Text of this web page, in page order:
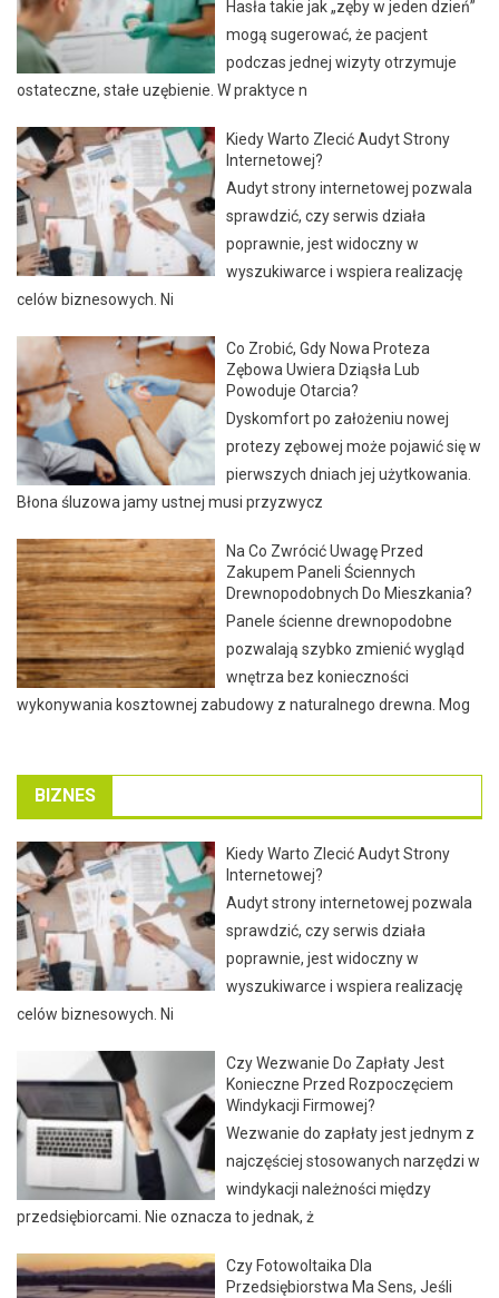
Hasła takie jak „zęby w jeden dzień”
mogą sugerować, że pacjent
podczas jednej wizyty otrzymuje
ostateczne, stałe uzębienie. W praktyce n
Kiedy Warto Zlecić Audyt Strony
Internetowej?
Audyt strony internetowej pozwala
sprawdzić, czy serwis działa
poprawnie, jest widoczny w
wyszukiwarce i wspiera realizację
celów biznesowych. Ni
Co Zrobić, Gdy Nowa Proteza
Zębowa Uwiera Dziąsła Lub
Powoduje Otarcia?
Dyskomfort po założeniu nowej
protezy zębowej może pojawić się w
pierwszych dniach jej użytkowania.
Błona śluzowa jamy ustnej musi przyzwycz
Na Co Zwrócić Uwagę Przed
Zakupem Paneli Ściennych
Drewnopodobnych Do Mieszkania?
Panele ścienne drewnopodobne
pozwalają szybko zmienić wygląd
wnętrza bez konieczności
wykonywania kosztownej zabudowy z naturalnego drewna. Mog
BIZNES
Kiedy Warto Zlecić Audyt Strony
Internetowej?
Audyt strony internetowej pozwala
sprawdzić, czy serwis działa
poprawnie, jest widoczny w
wyszukiwarce i wspiera realizację
celów biznesowych. Ni
Czy Wezwanie Do Zapłaty Jest
Konieczne Przed Rozpoczęciem
Windykacji Firmowej?
Wezwanie do zapłaty jest jednym z
najczęściej stosowanych narzędzi w
windykacji należności między
przedsiębiorcami. Nie oznacza to jednak, ż
Czy Fotowoltaika Dla
Przedsiębiorstwa Ma Sens, Jeśli